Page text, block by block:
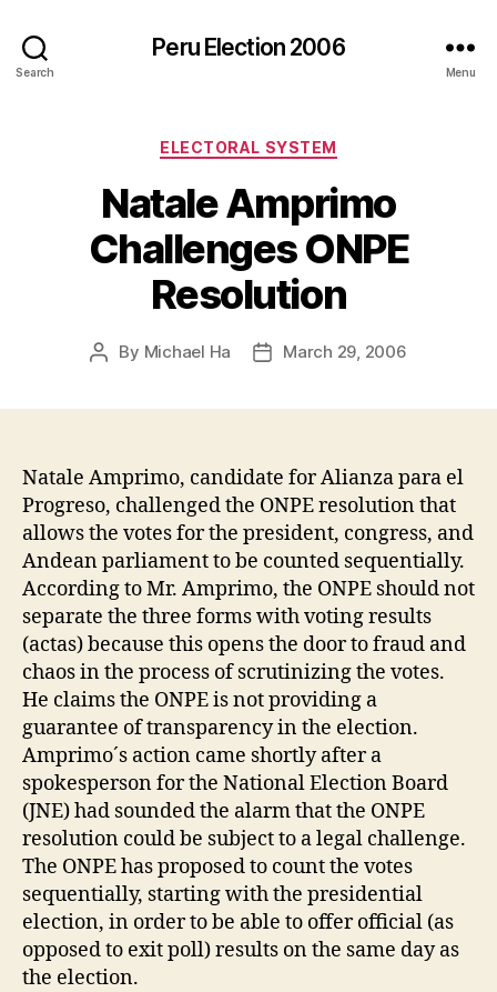
Search
Peru Election 2006
Menu
Categories
ELECTORAL SYSTEM
Natale Amprimo
Challenges ONPE
Resolution
Post
By Michael Ha
PostMarch 29, 2006
Natale Amprimo, candidate for Alianza para el
Progreso, challenged the ONPE resolution that
allows the votes for the president, congress, and
Andean parliament to be counted sequentially.
According to Mr. Amprimo, the ONPE should not
separate the three forms with voting results
(actas) because this opens the door to fraud and
chaos in the process of scrutinizing the votes.
He claims the ONPE is not providing a
guarantee of transparency in the election.
Amprimo´s action came shortly after a
spokesperson for the National Election Board
(JNE) had sounded the alarm that the ONPE
resolution could be subject to a legal challenge.
The ONPE has proposed to count the votes
sequentially, starting with the presidential
election, in order to be able to offer official (as
opposed to exit poll) results on the same day as
the election.